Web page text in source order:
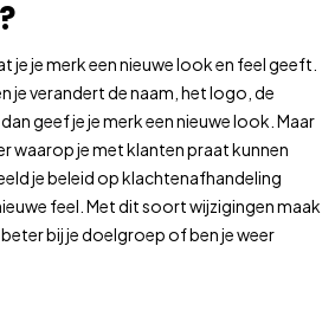
je je merk een nieuwe look en feel geeft.
je verandert de naam, het logo, de
geef je je merk een nieuwe look. Maar
waarop je met klanten praat kunnen
je beleid op klachtenafhandeling
feel. Met dit soort wijzigingen maak
bij je doelgroep of ben je weer